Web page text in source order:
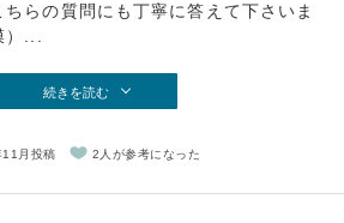
らの質問にも丁寧に答えて下さいま
...
続きを読む
月投稿 2人が参考になった